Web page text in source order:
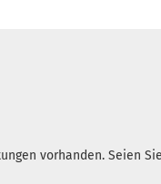
vorhanden. Seien